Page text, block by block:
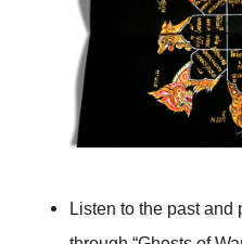
Listen to the past and